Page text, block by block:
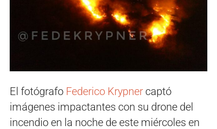
El fotógrafo Federico Krypner captó
imágenes impactantes con su drone del
incendio en la noche de este miércoles en